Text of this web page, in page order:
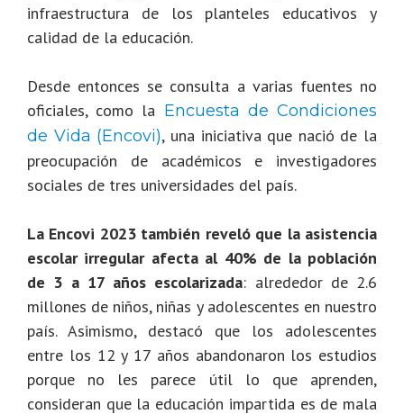
infraestructura de los planteles educativos y
calidad de la educación.
Desde entonces se consulta a varias fuentes no
oficiales, como la Encuesta de Condiciones
de Vida (Encovi), una iniciativa que nació de la
preocupación de académicos e investigadores
sociales de tres universidades del país.
La Encovi 2023 también reveló que la asistencia
escolar irregular afecta al 40% de la población
de 3 a 17 años escolarizada: alrededor de 2.6
millones de niños, niñas y adolescentes en nuestro
país. Asimismo, destacó que los adolescentes
entre los 12 y 17 años abandonaron los estudios
porque no les parece útil lo que aprenden,
consideran que la educación impartida es de mala